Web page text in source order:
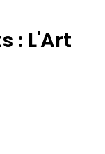
: L'Art